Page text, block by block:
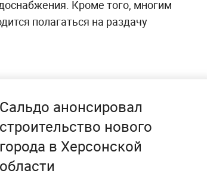
Кроме того, многим
полагаться на раздачу
Сальдо анонсировал
строительство нового
города в Херсонской
области